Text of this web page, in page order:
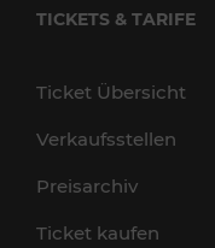
TICKETS & TARIFE
Ticket Übersicht
Verkaufsstellen
Preisarchiv
Ticket kaufen